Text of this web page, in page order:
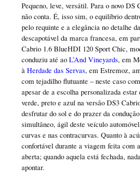
Pequeno, leve, versátil. Para o novo DS
não conta. É, isso sim, o equilíbrio
pelo requinte e a elegância no detalhe
descapotável da marca francesa, em
Cabrio 1.6 BlueHDI 120 Sport Chic,
conduziu até ao L’And Vineyards, em
à Herdade das Servas, em Estremoz,
com tejadilho flutuante – neste caso
apesar de a escolha personalizada estar
verde, preto e azul na versão DS3
desfrutar do sol e do prazer da
simultâneo, ágil deste veículo
curvas e nas contracurvas. Quanto à
confortável durante a viagem feita com
aberta; quando aquela está fechada,
apontar.